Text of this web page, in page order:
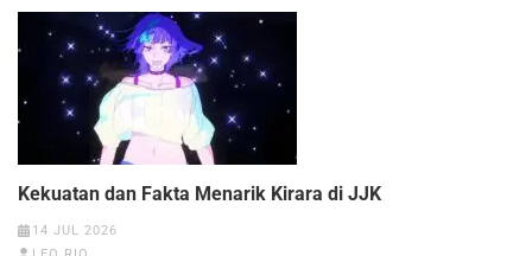
Kekuatan dan Fakta Menarik Kirara di JJK
14 JUL 2026